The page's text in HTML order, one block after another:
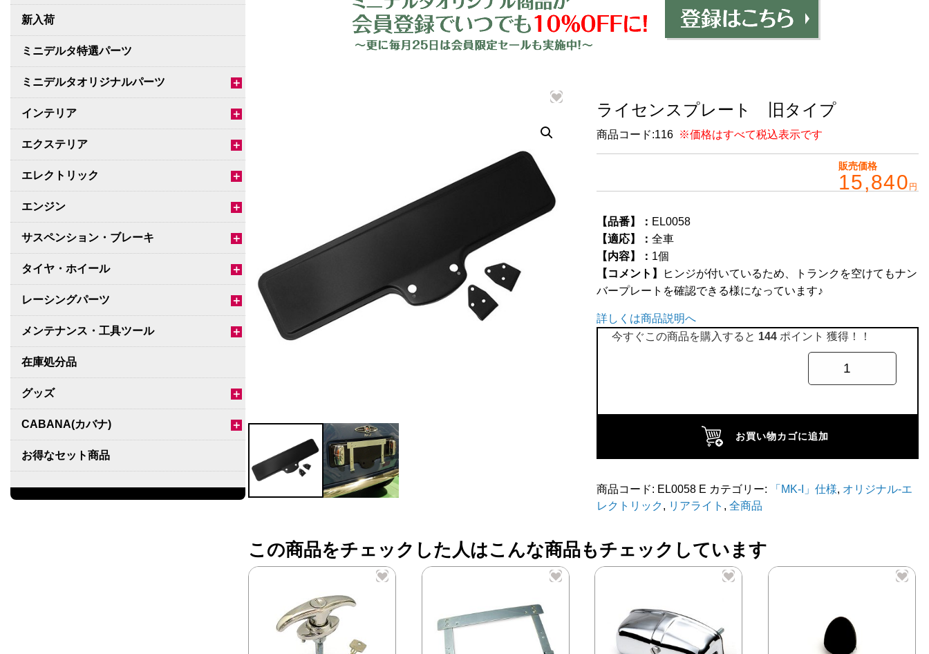
新入荷
ミニデルタ特選パーツ
＋
ミニデルタオリジナルパーツ
＋
インテリア
＋
エクステリア
＋
エレクトリック
＋
エンジン
＋
サスペンション・ブレーキ
＋
タイヤ・ホイール
＋
レーシングパーツ
＋
メンテナンス・工具ツール
在庫処分品
＋
グッズ
＋
CABANA(カバナ)
お得なセット商品
チームマルヤマ
ライセンスプレート 旧タイプ
商品コード:116 ※価格はすべて税込表示です
販売価格
15,840 円
【品番】： EL0058
【適応】：全車
【内容】： 1個
【コメント】
ヒンジが付いているため、トランクを空けてもナン
バープレートを確認できる様になっています♪
詳しくは商品説明へ
今すぐこの商品を購入すると 144 ポイント 獲得！！
プ
ー
タ
お買い物カゴに追加
商品コード: EL0058 E カテゴリー: 「MK-I」仕様, オリジナル-エ
レクトリック, リアライト ,全商品
この商品をチェックした人はこんな商品もチェックしています